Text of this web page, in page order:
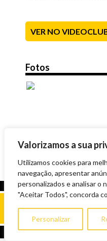
Valorizamos a sua
Utilizamos cookies para
navegação, apresentar
personalizados e analisar o
"Aceitar Todos", concorda
Personalizar
VER NO
Fotos